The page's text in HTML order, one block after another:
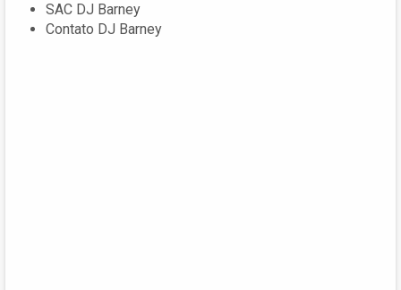
SAC DJ Barney
Contato DJ Barney